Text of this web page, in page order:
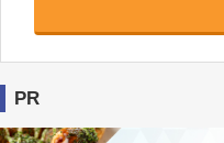
PR